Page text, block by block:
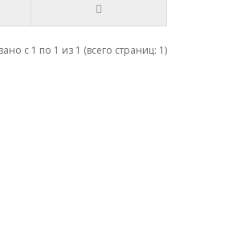
с 1 по 1 из 1 (всего страниц: 1)